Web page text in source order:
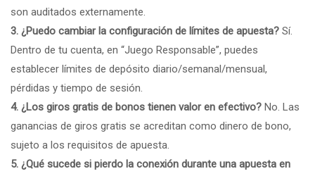
son auditados externamente.
3. ¿Puedo cambiar la configuración de límites de apuesta? Sí.
Dentro de tu cuenta, en “Juego Responsable”, puedes
establecer límites de depósito diario/semanal/mensual,
pérdidas y tiempo de sesión.
4. ¿Los giros gratis de bonos tienen valor en efectivo? No. Las
ganancias de giros gratis se acreditan como dinero de bono,
sujeto a los requisitos de apuesta.
5. ¿Qué sucede si pierdo la conexión durante una apuesta en